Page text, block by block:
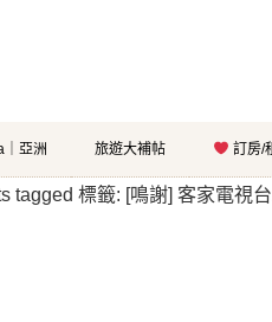
｜亞洲 旅遊大補帖 訂房/
tagged 標籤: [鳴謝] 客家電視